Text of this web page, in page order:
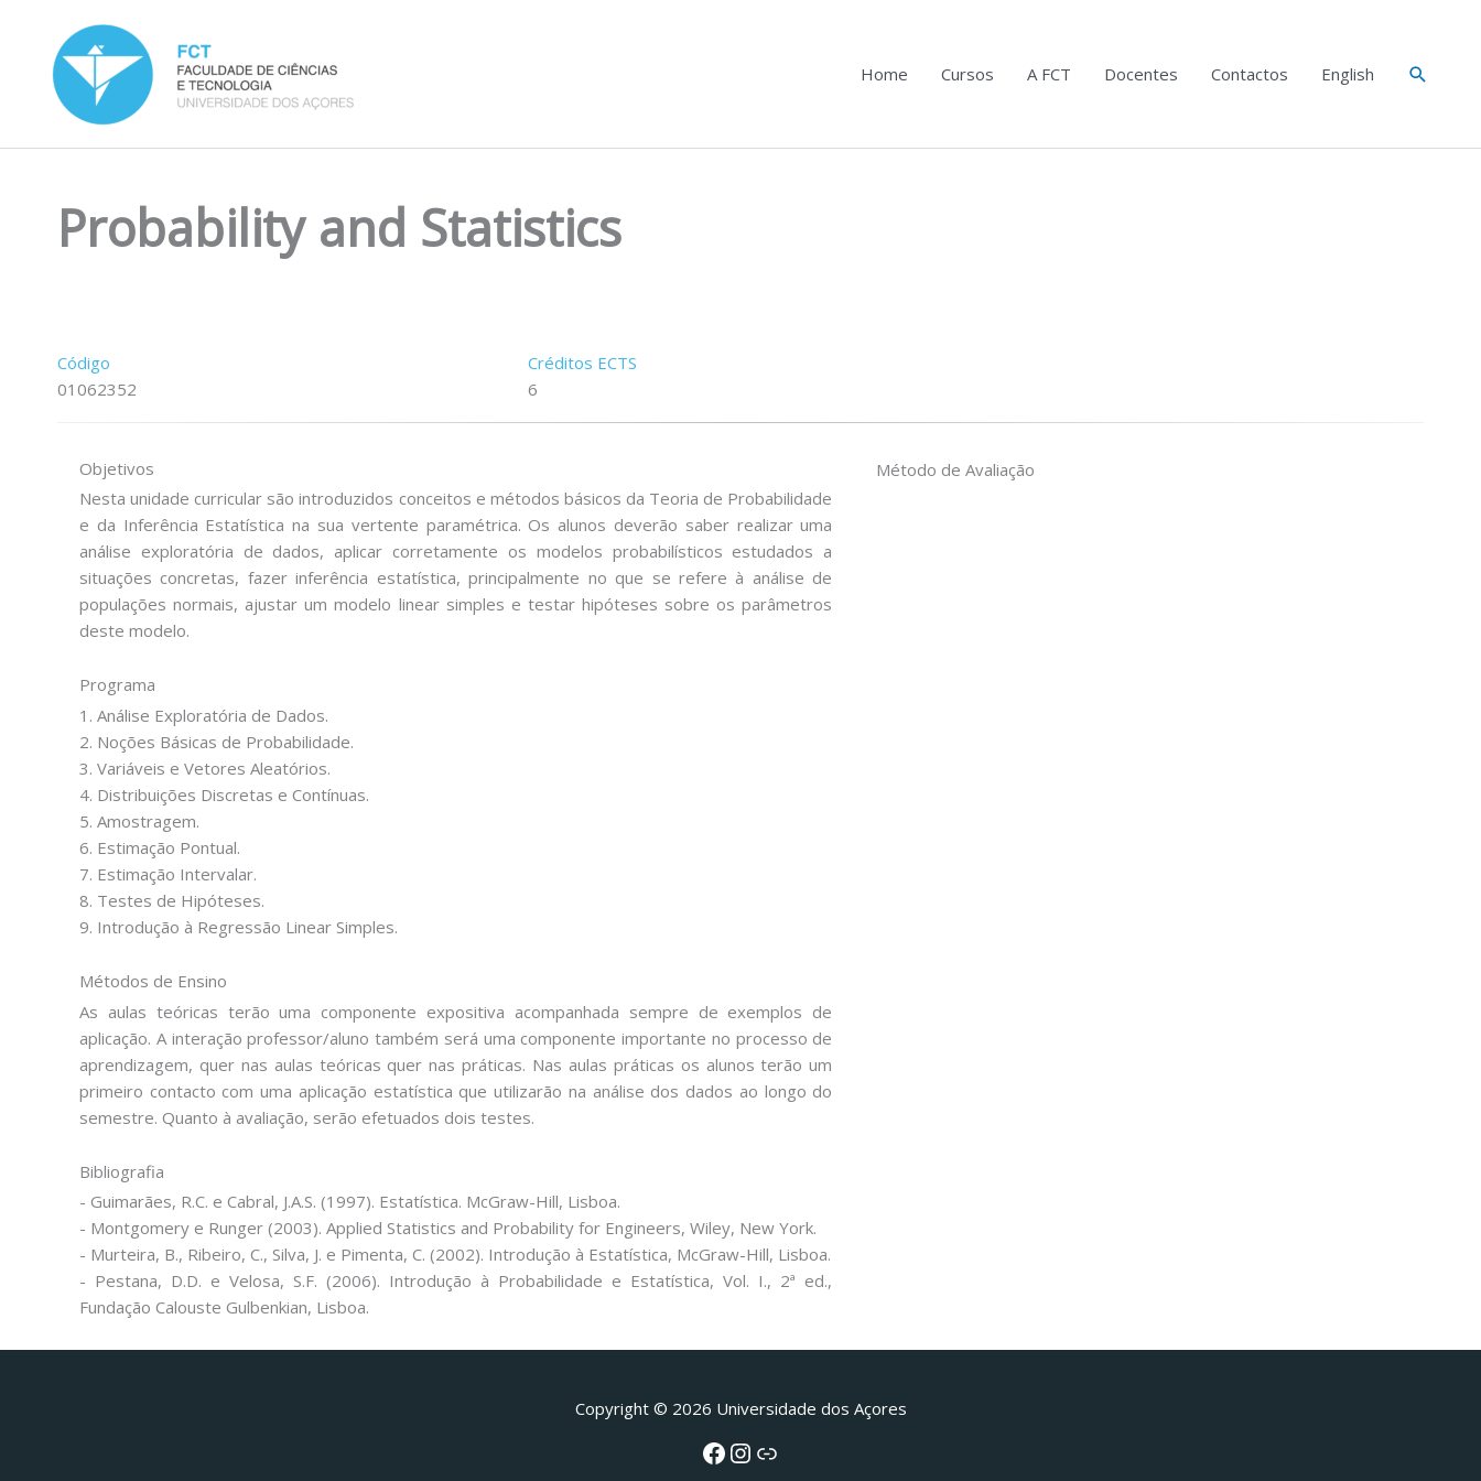
content
Home Cursos A FCT Docentes Contactos English Search
Probability and Statistics
Código
01062352
Créditos ECTS
6
Objetivos
Nesta unidade curricular são introduzidos conceitos e métodos básicos da Teoria de Probabilidade
e da Inferência Estatística na sua vertente paramétrica. Os alunos deverão saber realizar uma
análise exploratória de dados, aplicar corretamente os modelos probabilísticos estudados a
situações concretas, fazer inferência estatística, principalmente no que se refere à análise de
populações normais, ajustar um modelo linear simples e testar hipóteses sobre os parâmetros
deste modelo.
Programa
1. Análise Exploratória de Dados.
2. Noções Básicas de Probabilidade.
3. Variáveis e Vetores Aleatórios.
4. Distribuições Discretas e Contínuas.
5. Amostragem.
6. Estimação Pontual.
7. Estimação Intervalar.
8. Testes de Hipóteses.
9. Introdução à Regressão Linear Simples.
Métodos de Ensino
As aulas teóricas terão uma componente expositiva acompanhada sempre de exemplos de
aplicação. A interação professor/aluno também será uma componente importante no processo de
aprendizagem, quer nas aulas teóricas quer nas práticas. Nas aulas práticas os alunos terão um
primeiro contacto com uma aplicação estatística que utilizarão na análise dos dados ao longo do
semestre. Quanto à avaliação, serão efetuados dois testes.
Bibliografia
- Guimarães, R.C. e Cabral, J.A.S. (1997). Estatística. McGraw-Hill, Lisboa.
- Montgomery e Runger (2003). Applied Statistics and Probability for Engineers, Wiley, New York.
- Murteira, B., Ribeiro, C., Silva, J. e Pimenta, C. (2002). Introdução à Estatística, McGraw-Hill, Lisboa.
- Pestana, D.D. e Velosa, S.F. (2006). Introdução à Probabilidade e Estatística, Vol. I., 2ª ed.,
Fundação Calouste Gulbenkian, Lisboa.
Método de Avaliação
Copyright © 2026 Universidade dos Açores
Facebook
Instagram da FCTPortal da UAc